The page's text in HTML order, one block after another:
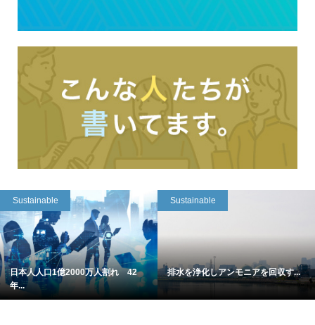
Sustainable
日本人人口1億2000万人割れ 42
年...
Sustainable
排水を浄化しアンモニアを回収す...